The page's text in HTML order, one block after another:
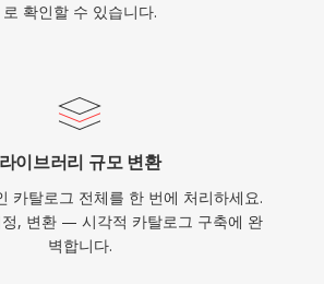
로 확인할 수 있습니다.
라이브러리 규모 변환
카탈로그 전체를 한 번에 처리하세요.
, 변환 — 시각적 카탈로그 구축에 완
벽합니다.